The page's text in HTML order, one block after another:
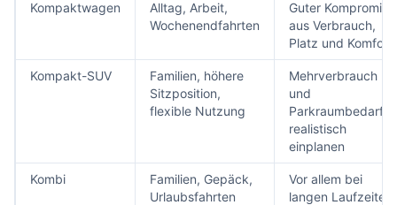
Kompaktwagen
Alltag, Arbeit,
Wochenendfahrten
Guter Kompromiss
aus Verbrauch,
Platz und Komfort
Kompakt-SUV
Familien, höhere
Sitzposition,
flexible Nutzung
Mehrverbrauch
und
Parkraumbedarf
realistisch
einplanen
Kombi
Familien, Gepäck,
Urlaubsfahrten
Vor allem bei
langen Laufzeiten